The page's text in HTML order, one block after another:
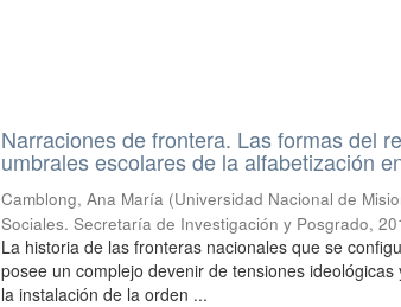
Narraciones de frontera. Las formas del
umbrales escolares de la alfabetización
Camblong, Ana María (Universidad Nacional de
Sociales. Secretaría de Investigación y Posgrado,
La historia de las fronteras nacionales que se
posee un complejo devenir de tensiones
la instalación de la orden ...